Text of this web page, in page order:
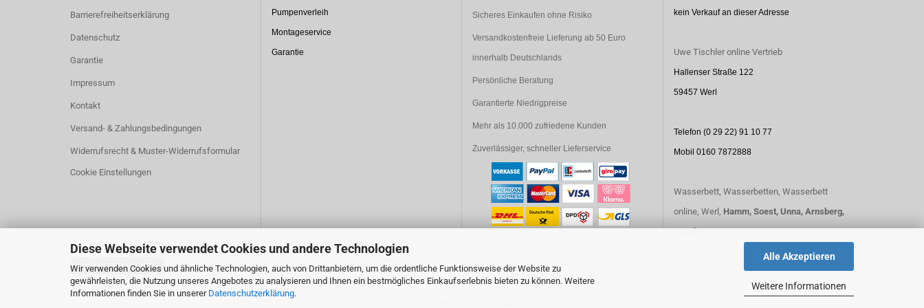
Diese Webseite verwendet Cookies und andere Technologien
Wir verwenden Cookies und ähnliche Technologien, auch von Drittanbietern, um die ordentliche Funktionsweise der Website zu
gewährleisten, die Nutzung unseres Angebotes zu analysieren und Ihnen ein bestmögliches Einkaufserlebnis bieten zu können. Weitere
Informationen finden Sie in unserer Datenschutzerklärung.
Alle Akzeptieren
Weitere Informationen
Barrierefreiheitserklärung
Datenschutz
Garantie
Impressum
Kontakt
Versand- & Zahlungsbedingungen
Widerrufsrecht & Muster-Widerrufsformular
Cookie Einstellungen
Pumpenverleih
Montageservice
Garantie
Sicheres Einkaufen ohne Risiko
Versandkostenfreie Lieferung ab 50 Euro
innerhalb Deutschlands
Persönliche Beratung
Garantierte Niedrigpreise
Mehr als 10.000 zufriedene Kunden
Zuverlässiger, schneller Lieferservice
kein Verkauf an dieser Adresse
Uwe Tischler online Vertrieb
Hallenser Straße 122
59457 Werl
Telefon (0 29 22) 91 10 77
Mobil 0160 7872888
Wasserbett, Wasserbetten, Wasserbett
online, Werl, Hamm, Soest, Unna, Arnsberg,
Menden
Vertrag widerrufen